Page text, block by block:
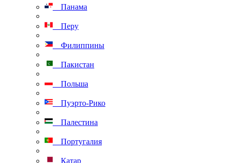
Панама
Перу
Филиппины
Пакистан
Польша
Пуэрто-Рико
Палестина
Португалия
Катар